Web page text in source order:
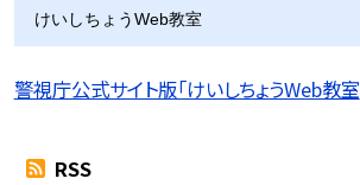
けいしちょうWeb教室
警視庁公式サイト版「けいしちょうWeb教室
RSS